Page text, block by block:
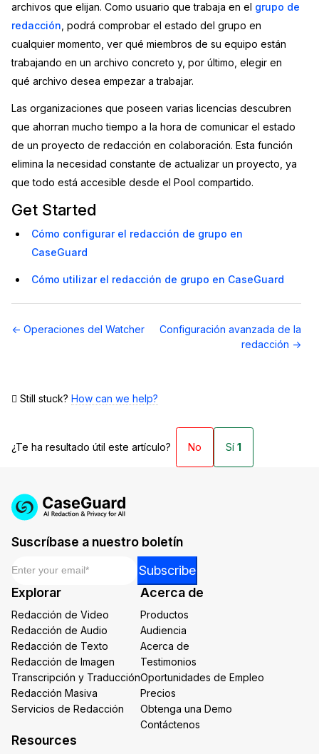
archivos que elijan. Como usuario que trabaja en el grupo de
redacción , podrá comprobar el estado del grupo en
cualquier momento, ver qué miembros de su equipo están
trabajando en un archivo concreto y, por último, elegir en
qué archivo desea empezar a trabajar.
Las organizaciones que poseen varias licencias descubren
que ahorran mucho tiempo a la hora de comunicar el estado
de un proyecto de redacción en colaboración. Esta función
elimina la necesidad constante de actualizar un proyecto, ya
que todo está accesible desde el Pool compartido.
Get Started
Cómo configurar el redacción de grupo en
CaseGuard
Cómo utilizar el redacción de grupo en CaseGuard
Navegación
← Operaciones del Watcher
Configuración avanzada de la
redacción →
Still stuck? How can we help?
¿Te ha resultado útil este artículo? No Sí1
Suscríbase a nuestro boletín
Email
Email
Subscribe
Explorar
Redacción de Video
Redacción de Audio
Redacción de Texto
Redacción de Imagen
Transcripción y Traducción
Redacción Masiva
Servicios de Redacción
Acerca de
Productos
Audiencia
Acerca de
Testimonios
Oportunidades de Empleo
Precios
Obtenga una Demo
Contáctenos
Resources